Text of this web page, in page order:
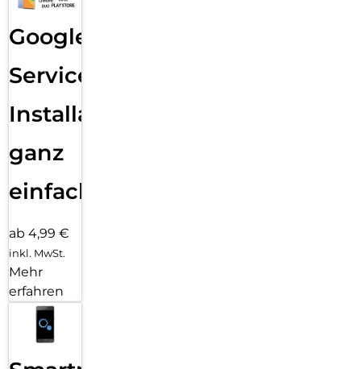
Google
Services
Installation
ganz
einfach
ab 4,99 €
inkl. MwSt.
Mehr
erfahren